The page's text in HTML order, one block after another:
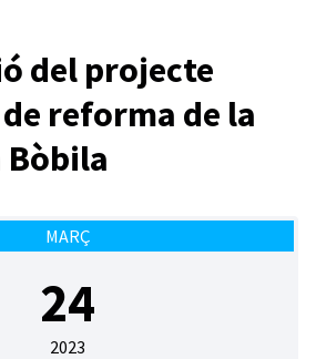
del projecte
reforma de la
Bòbila
MARÇ
24
2023